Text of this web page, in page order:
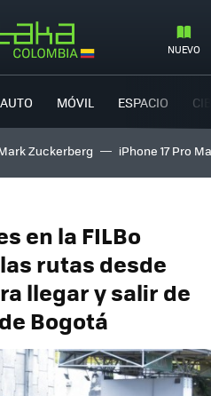
NUEVO
AUTO MÓVIL ESPACIO
Zuckerberg iPhone 17 Pro
en la FILBo
rutas desde
llegar y salir de
Bogotá